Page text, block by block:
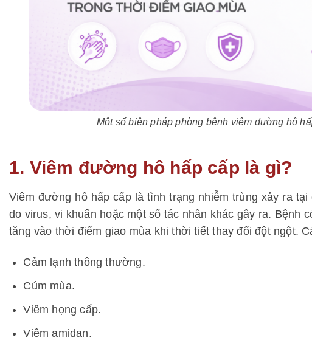
Một số biện pháp phòng bệnh viêm đường hô
1. Viêm đường hô hấp cấp là gì?
Viêm đường hô hấp cấp là tình trạng nhiễm trùng xảy ra
do virus, vi khuẩn hoặc một số tác nhân khác gây ra. Bệnh
tăng vào thời điểm giao mùa khi thời tiết thay đổi đột ngột.
Cảm lạnh thông thường.
Cúm mùa.
Viêm họng cấp.
Viêm amidan.